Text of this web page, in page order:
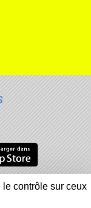
cookies
inapproprié
contrôle sur ceux